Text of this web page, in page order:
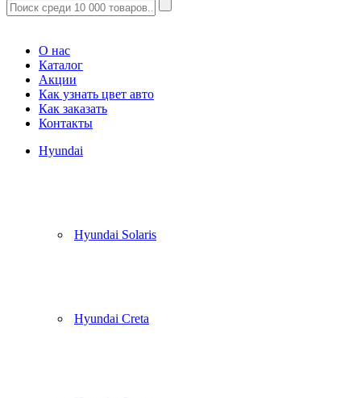
О нас
Каталог
Акции
Как узнать цвет авто
Как заказать
Контакты
Hyundai
Hyundai Solaris
Hyundai Creta